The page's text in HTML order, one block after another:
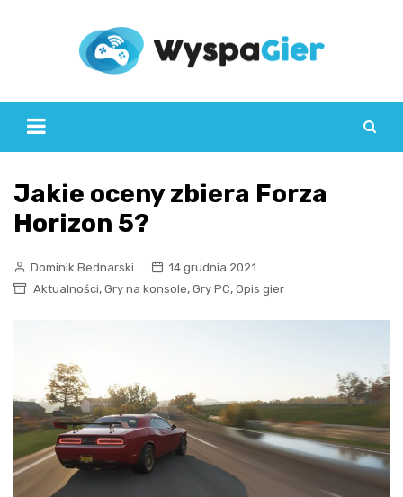
Jakie oceny zbiera Forza
Horizon 5?
Dominik Bednarski
14 grudnia 2021
Aktualności, Gry na konsole, Gry PC, Opis gier